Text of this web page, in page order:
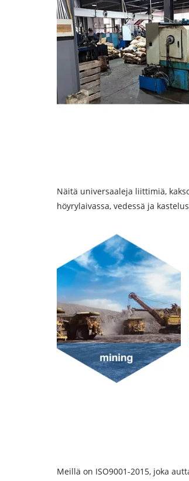
Näitä universaaleja liittimiä,
höyrylaivassa, vedessä ja
Meillä on ISO9001-2015, joka